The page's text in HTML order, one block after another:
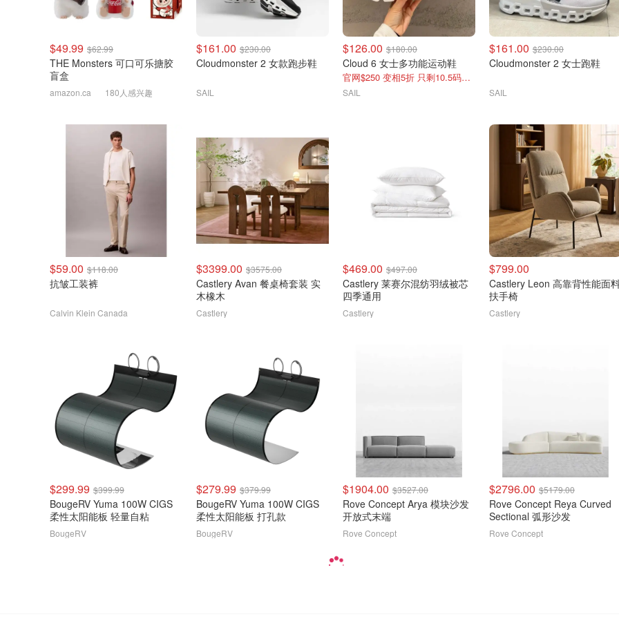
$49.99 $62.99
THE Monsters 可口可乐搪胶
盲盒
amazon.ca 180人感兴趣
$161.00 $230.00
Cloudmonster 2 女款跑步鞋
SAIL
$126.00 $180.00
Cloud 6 女士多功能运动鞋
官网$250 变相5折 只剩10.5码了！
SAIL
$161.00 $230.00
Cloudmonster 2 女士跑鞋
SAIL
$59.00 $118.00
抗皱工装裤
Calvin Klein Canada
$3399.00 $3575.00
Castlery Avan 餐桌椅套装 实
木橡木
Castlery
$469.00 $497.00
Castlery 莱赛尔混纺羽绒被芯
四季通用
Castlery
$799.00
Castlery Leon 高靠背性能面
扶手椅
Castlery
$299.99 $399.99
BougeRV Yuma 100W CIGS
柔性太阳能板 轻量自粘
BougeRV
$279.99 $379.99
BougeRV Yuma 100W CIGS
柔性太阳能板 打孔款
BougeRV
$1904.00 $3527.00
Rove Concept Arya 模块沙发
开放式末端
Rove Concept
$2796.00 $5179.00
Rove Concept Reya Curved
Sectional 弧形沙发
Rove Concept